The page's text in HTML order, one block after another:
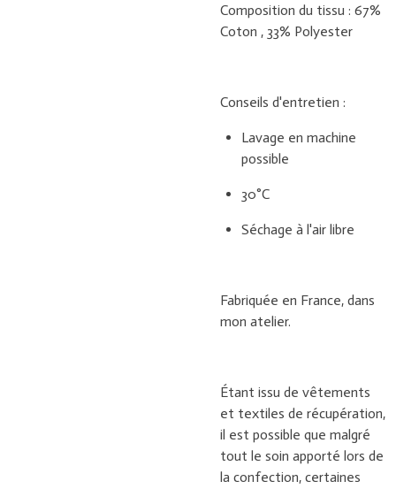
Composition du tissu : 67%
Coton , 33% Polyester
Conseils d'entretien :
Lavage en machine
possible
30°C
Séchage à l'air libre
Fabriquée en France, dans
mon atelier.
Étant issu de vêtements
et textiles de récupération,
il est possible que malgré
tout le soin apporté lors de
la confection, certaines